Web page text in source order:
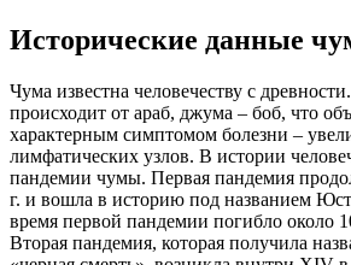
Исторические данные
Чума известна человечеству с
происходит от араб, джума – боб, что
характерным симптомом болезни –
лимфатических узлов. В истории
пандемии чумы. Первая пандемия
г. и вошла в историю под названием
время первой пандемии погибло около
Вторая пандемия, которая получила